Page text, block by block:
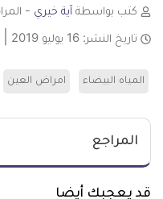
كتب بواسطة آية خيري -
تاريخ النشر: 16 يوليو 2019
المياه البيضاء امراض العين
المراجع
قد يعجبك أيضا